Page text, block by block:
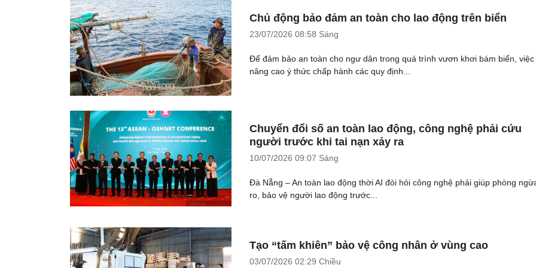
Chủ động bảo đảm an toàn cho lao động trên biển
23/07/2026 08:58 Sáng
Để đảm bảo an toàn cho ngư dân trong quá trình vươn khơi bám biển, việc
nâng cao ý thức chấp hành các quy định...
Chuyển đổi số an toàn lao động, công nghệ phải cứu
người trước khi tai nạn xảy ra
10/07/2026 09:07 Sáng
Đà Nẵng – An toàn lao động thời AI đòi hỏi công nghệ phải giúp phòng
ro, bảo vệ người lao động trước...
Tạo “tấm khiên” bảo vệ công nhân ở vùng cao
03/07/2026 02:29 Chiều